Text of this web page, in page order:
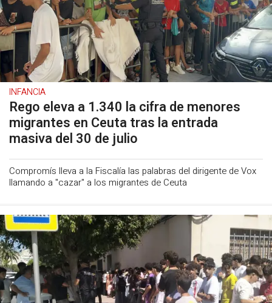
INFANCIA
Rego eleva a 1.340 la cifra de menores
migrantes en Ceuta tras la entrada
masiva del 30 de julio
Compromís lleva a la Fiscalía las palabras del dirigente de Vox
llamando a "cazar" a los migrantes de Ceuta